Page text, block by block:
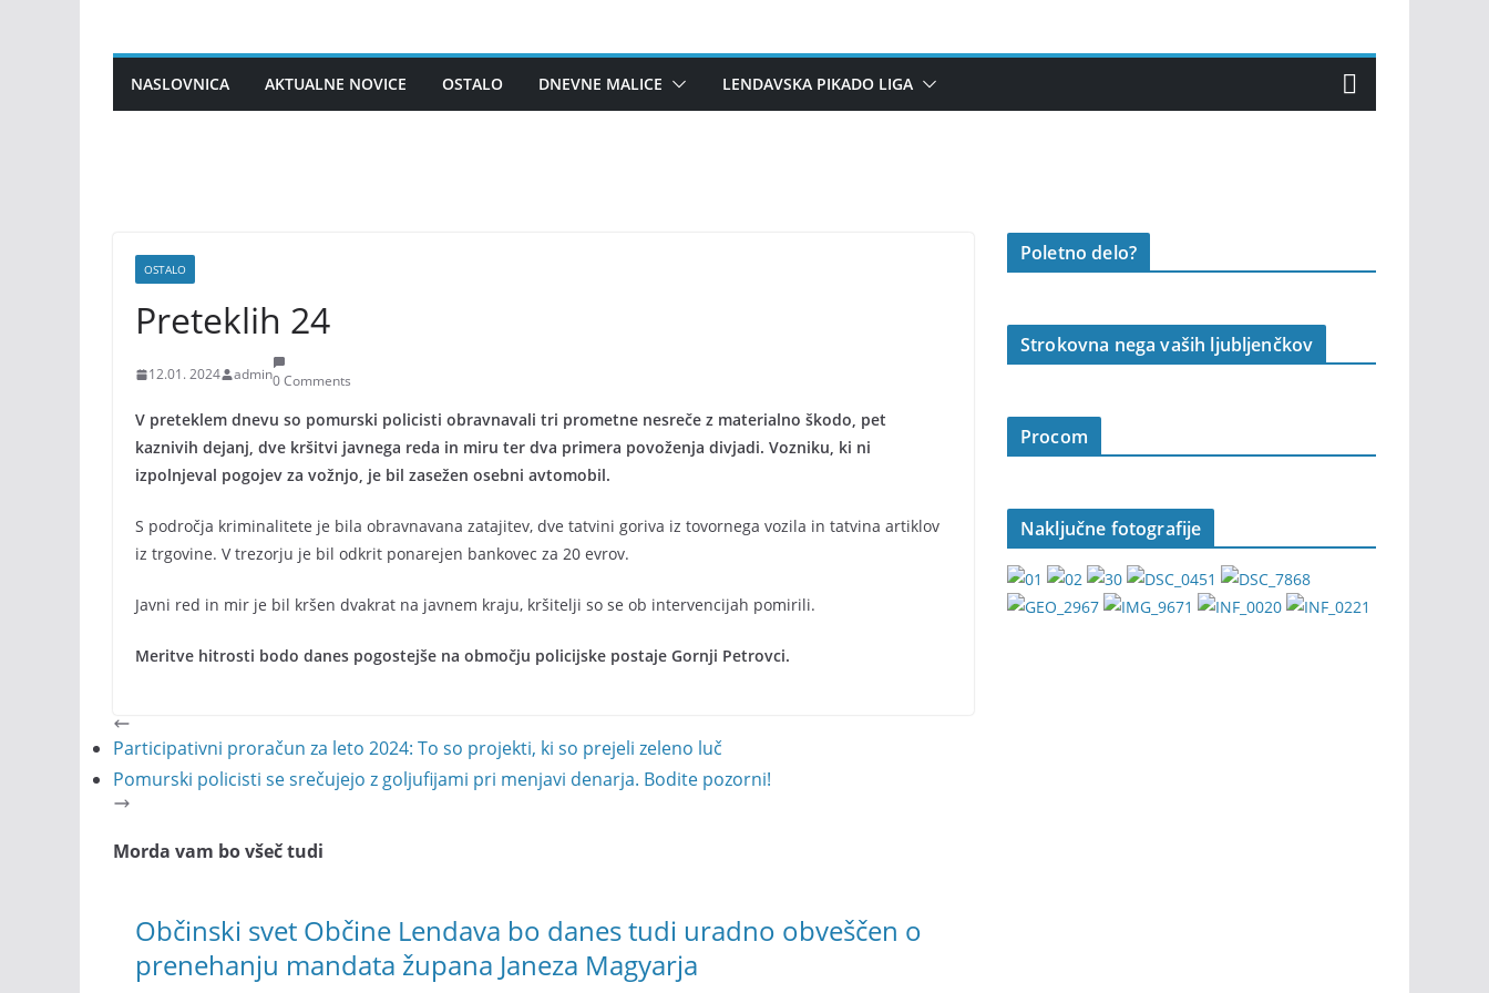
contentNASLOVNICA AKTUALNE NOVICE OSTALO DNEVNE MALICE LENDAVSKA PIKADO LIGA
OSTALO
Preteklih 24
12.01. 2024 admin0 Comments
V preteklem dnevu so pomurski policisti obravnavali tri prometne nesreče z materialno škodo, pet
kaznivih dejanj, dve kršitvi javnega reda in miru ter dva primera povoženja divjadi. Vozniku, ki ni
izpolnjeval pogojev za vožnjo, je bil zasežen osebni avtomobil.
S področja kriminalitete je bila obravnavana zatajitev, dve tatvini goriva iz tovornega vozila in tatvina artiklov
iz trgovine. V trezorju je bil odkrit ponarejen bankovec za 20 evrov.
Javni red in mir je bil kršen dvakrat na javnem kraju, kršitelji so se ob intervencijah pomirili.
Meritve hitrosti bodo danes pogostejše na območju policijske postaje Gornji Petrovci.
Participativni proračun za leto 2024: To so projekti, ki so prejeli zeleno luč
Pomurski policisti se srečujejo z goljufijami pri menjavi denarja. Bodite pozorni!
Morda vam bo všeč tudi
Občinski svet Občine Lendava bo danes tudi uradno obveščen o
prenehanju mandata župana Janeza Magyarja
Poletno delo?
Strokovna nega vaših ljubljenčkov
Procom
Naključne fotografije